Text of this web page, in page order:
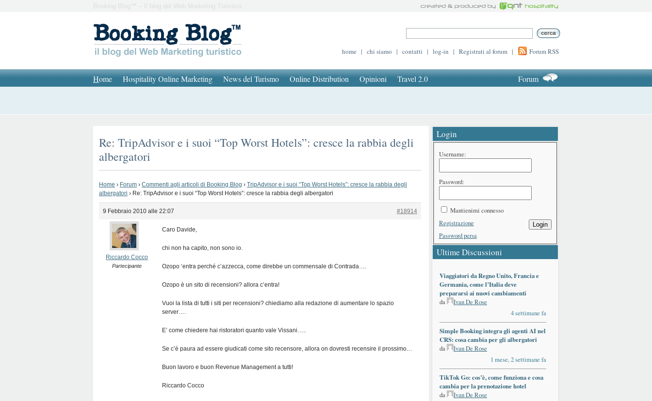
Booking Blog™ – Il blog del Web Marketing Turistico
home | chi siamo | contatti | log-in | Registrati al forum | Forum RSS
Home Hospitality Online Marketing News del Turismo Online Distribution Opinioni Travel 2.0 Forum
Re: TripAdvisor e i suoi “Top Worst Hotels”: cresce la rabbia degli
albergatori
Home › Forum › Commenti agli articoli di Booking Blog › TripAdvisor e i suoi “Top Worst Hotels”: cresce la rabbia degli
albergatori › Re: TripAdvisor e i suoi “Top Worst Hotels”: cresce la rabbia degli albergatori
9 Febbraio 2010 alle 22:07 #18914
Riccardo Cocco
Partecipante
Caro Davide,
chi non ha capito, non sono io.
Ozopo ‘entra perché c’azzecca, come direbbe un commensale di Contrada….
Ozopo è un sito di recensioni? allora c’entra!
Vuoi la lista di tutti i siti per recensioni? chiediamo alla redazione di aumentare lo spazio
server….
E’ come chiedere hai ristoratori quanto vale Vissani…..
Se c’è paura ad essere giudicati come sito recensore, allora on dovresti recensire il prossimo…
Buon lavoro e buon Revenue Management a tutti!
Riccardo Cocco
Login
Username:
Password:
Mantienimi connesso
Login
Registrazione
Password persa
Ultime Discussioni
Viaggiatori da Regno Unito, Francia e
Germania, come l’Italia deve
prepararsi ai nuovi cambiamenti
da
Ivan De Rose
4 settimane fa
Simple Booking integra gli agenti AI nel
CRS: cosa cambia per gli albergatori
da
Ivan De Rose
1 mese, 2 settimane fa
TikTok Go: cos’è, come funziona e cosa
cambia per la prenotazione hotel
da
Ivan De Rose